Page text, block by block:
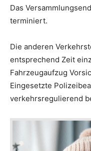
Das
terminiert.
Die anderen
entsprechend Zeit
Fahrzeugaufzug
Eingesetzte
verkehrsregulierend